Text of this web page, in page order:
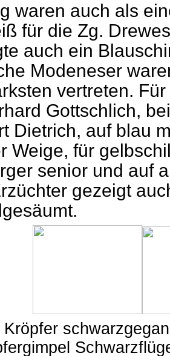
waren auch als
für die Zg.
auch ein
Modeneser
vertreten.
Gottschlich,
Dietrich, auf blau
Weige, für
senior und auf
gezeigt
Kröpfer